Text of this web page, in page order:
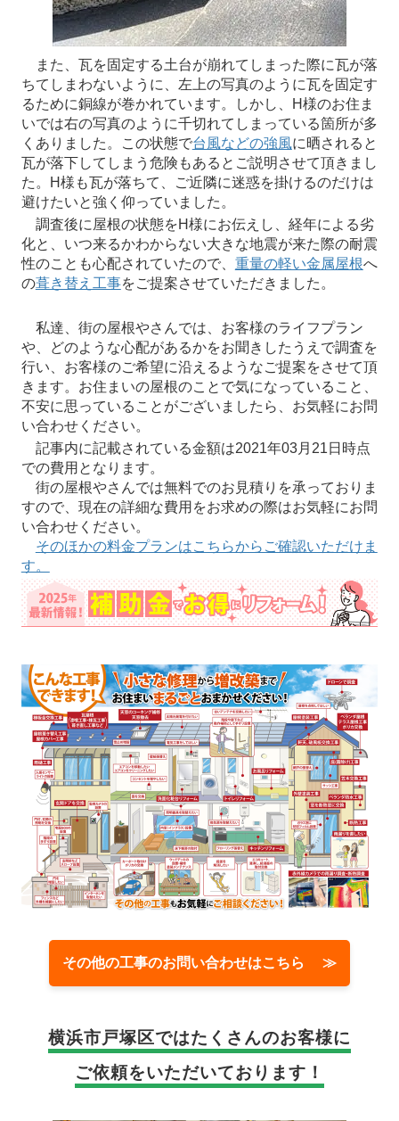
また、瓦を固定する土台が崩れてしまった際に瓦が落
ちてしまわないように、左上の写真のように瓦を固定す
るために銅線が巻かれています。しかし、H様のお住ま
いでは右の写真のように千切れてしまっている箇所が多
くありました。この状態で台風などの強風に晒されると
瓦が落下してしまう危険もあるとご説明させて頂きまし
た。H様も瓦が落ちて、ご近隣に迷惑を掛けるのだけは
避けたいと強く仰っていました。
調査後に屋根の状態をH様にお伝えし、経年による劣
化と、いつ来るかわからない大きな地震が来た際の耐震
性のことも心配されていたので、 重量の軽い金属屋根へ
の葺き替え工事をご提案させていただきました。
私達、街の屋根やさんでは、お客様のライフプラン
や、どのような心配があるかをお聞きしたうえで調査を
行い、お客様のご希望に沿えるようなご提案をさせて頂
きます。お住まいの屋根のことで気になっていること、
不安に思っていることがございましたら、お気軽にお問
い合わせください。
記事内に記載されている金額は2021年03月21日時点
での費用となります。
街の屋根やさんでは無料でのお見積りを承っておりま
すので、現在の詳細な費用をお求めの際はお気軽にお問
い合わせください。
そのほかの料金プランはこちらからご確認いただけま
す。
その他の工事のお問い合わせはこちら ≫
横浜市戸塚区ではたくさんのお客様に
ご依頼をいただいております！